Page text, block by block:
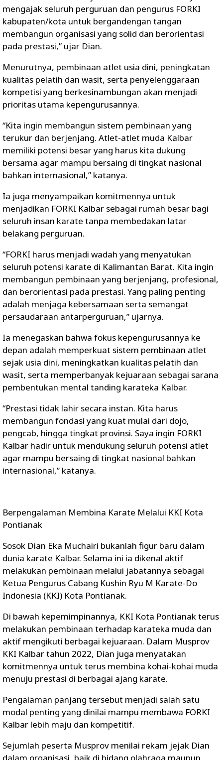
mengajak seluruh perguruan dan pengurus FORKI
kabupaten/kota untuk bergandengan tangan
membangun organisasi yang solid dan berorientasi
pada prestasi,” ujar Dian.
Menurutnya, pembinaan atlet usia dini, peningkatan
kualitas pelatih dan wasit, serta penyelenggaraan
kompetisi yang berkesinambungan akan menjadi
prioritas utama kepengurusannya.
“Kita ingin membangun sistem pembinaan yang
terukur dan berjenjang. Atlet-atlet muda Kalbar
memiliki potensi besar yang harus kita dukung
bersama agar mampu bersaing di tingkat nasional
bahkan internasional,” katanya.
Ia juga menyampaikan komitmennya untuk
menjadikan FORKI Kalbar sebagai rumah besar bagi
seluruh insan karate tanpa membedakan latar
belakang perguruan.
“FORKI harus menjadi wadah yang menyatukan
seluruh potensi karate di Kalimantan Barat. Kita ingin
membangun pembinaan yang berjenjang, profesional,
dan berorientasi pada prestasi. Yang paling penting
adalah menjaga kebersamaan serta semangat
persaudaraan antarperguruan,” ujarnya.
Ia menegaskan bahwa fokus kepengurusannya ke
depan adalah memperkuat sistem pembinaan atlet
sejak usia dini, meningkatkan kualitas pelatih dan
wasit, serta memperbanyak kejuaraan sebagai sarana
pembentukan mental tanding karateka Kalbar.
“Prestasi tidak lahir secara instan. Kita harus
membangun fondasi yang kuat mulai dari dojo,
pengcab, hingga tingkat provinsi. Saya ingin FORKI
Kalbar hadir untuk mendukung seluruh potensi atlet
agar mampu bersaing di tingkat nasional bahkan
internasional,” katanya.
Berpengalaman Membina Karate Melalui KKI Kota
Pontianak
Sosok Dian Eka Muchairi bukanlah figur baru dalam
dunia karate Kalbar. Selama ini ia dikenal aktif
melakukan pembinaan melalui jabatannya sebagai
Ketua Pengurus Cabang Kushin Ryu M Karate-Do
Indonesia (KKI) Kota Pontianak.
Di bawah kepemimpinannya, KKI Kota Pontianak terus
melakukan pembinaan terhadap karateka muda dan
aktif mengikuti berbagai kejuaraan. Dalam Musprov
KKI Kalbar tahun 2022, Dian juga menyatakan
komitmennya untuk terus membina kohai-kohai muda
menuju prestasi di berbagai ajang karate.
Pengalaman panjang tersebut menjadi salah satu
modal penting yang dinilai mampu membawa FORKI
Kalbar lebih maju dan kompetitif.
Sejumlah peserta Musprov menilai rekam jejak Dian
dalam organisasi, baik di bidang olahraga maupun